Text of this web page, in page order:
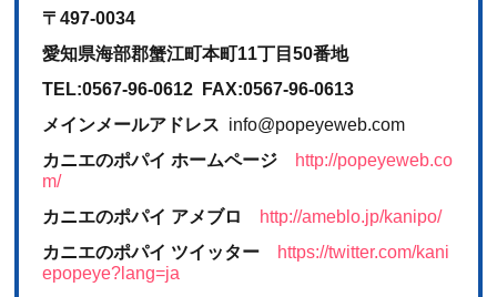
〒497-0034
愛知県海部郡蟹江町本町11丁目50番地
TEL:0567-96-0612 FAX:0567-96-0613
メインメールアドレス info@popeyeweb.com
カニエのポパイ ホームページ
http://popeyeweb.co
m/
カニエのポパイ アメブロ
http://ameblo.jp/kanipo/
カニエのポパイ ツイッター
https://twitter.com/kani
epopeye?lang=ja